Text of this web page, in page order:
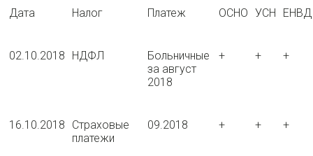
Дата Налог Платеж ОСНО УСН ЕНВД
02.10.2018 НДФЛ
Больничные
за август
2018
+ + +
16.10.2018
Страховые
платежи
09.2018 + + +